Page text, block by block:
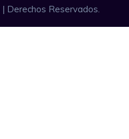
| Derechos Reservados.